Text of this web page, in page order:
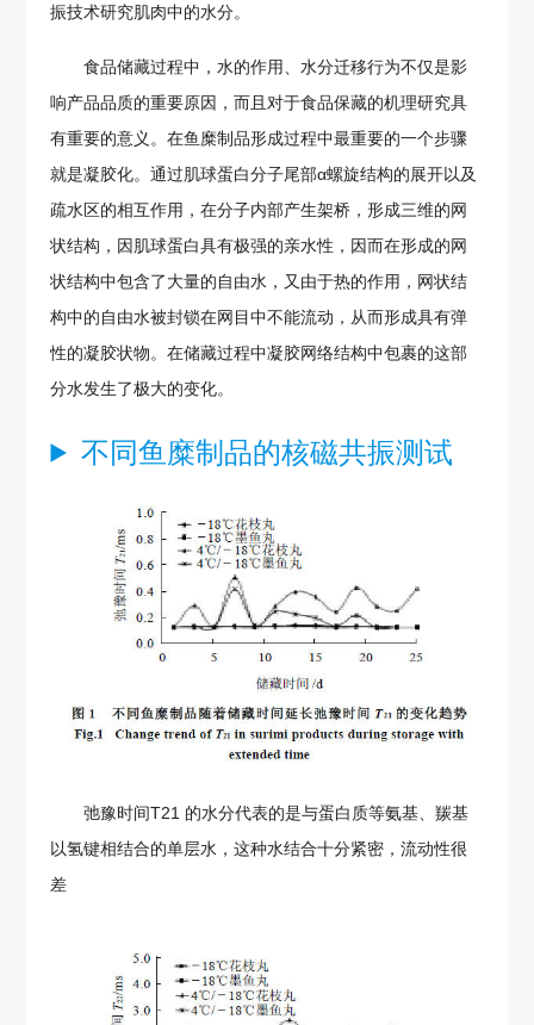
振技术研究肌肉中的水分。
食品储藏过程中，水的作用、水分迁移行为不仅是影
响产品品质的重要原因，而且对于食品保藏的机理研究具
有重要的意义。在鱼糜制品形成过程中最重要的一个步骤
就是凝胶化。通过肌球蛋白分子尾部α螺旋结构的展开以及
疏水区的相互作用，在分子内部产生架桥，形成三维的网
状结构，因肌球蛋白具有极强的亲水性，因而在形成的网
状结构中包含了大量的自由水，又由于热的作用，网状结
构中的自由水被封锁在网目中不能流动，从而形成具有弹
性的凝胶状物。在储藏过程中凝胶网络结构中包裹的这部
分水发生了极大的变化。
不同鱼糜制品的核磁共振测试
弛豫时间T21 的水分代表的是与蛋白质等氨基、羰基
以氢键相结合的单层水，这种水结合十分紧密，流动性很
差